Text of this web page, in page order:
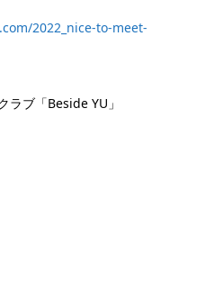
2022_nice-to-meet-
ラブ「Beside YU」